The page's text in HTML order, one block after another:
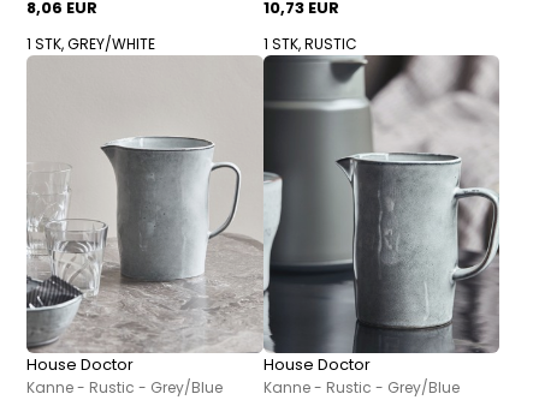
8,06 EUR
1 STK, GREY/WHITE
10,73 EUR
1 STK, RUSTIC
House Doctor
Kanne - Rustic - Grey/Blue
House Doctor
Kanne - Rustic - Grey/Blue